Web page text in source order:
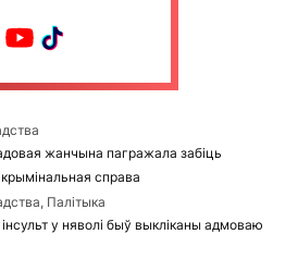
жанчына пагражала забіць
справа
Палітыка
у няволі быў выкліканы адмоваю